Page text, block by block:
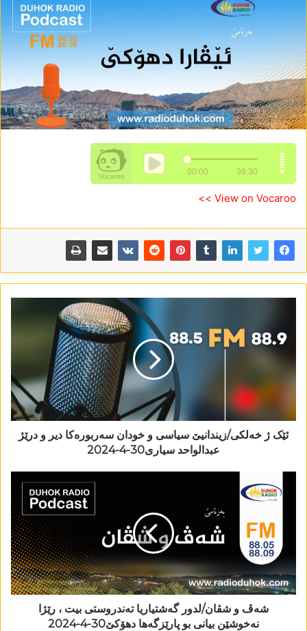
View on Vocaroo >>
ئێک ژ خەلکی/زیندانیێ سیاسی و خودان سەربورەکا دیر و درێژ
عبدالواحد سیاری30-4-2024
شەڤ و شڤان/لدور گەشتیاریا تەندروستی بیت ، رێژا
نەخوشێن بیانی بو پارێزگەھا دھۆکێ30-4-2024